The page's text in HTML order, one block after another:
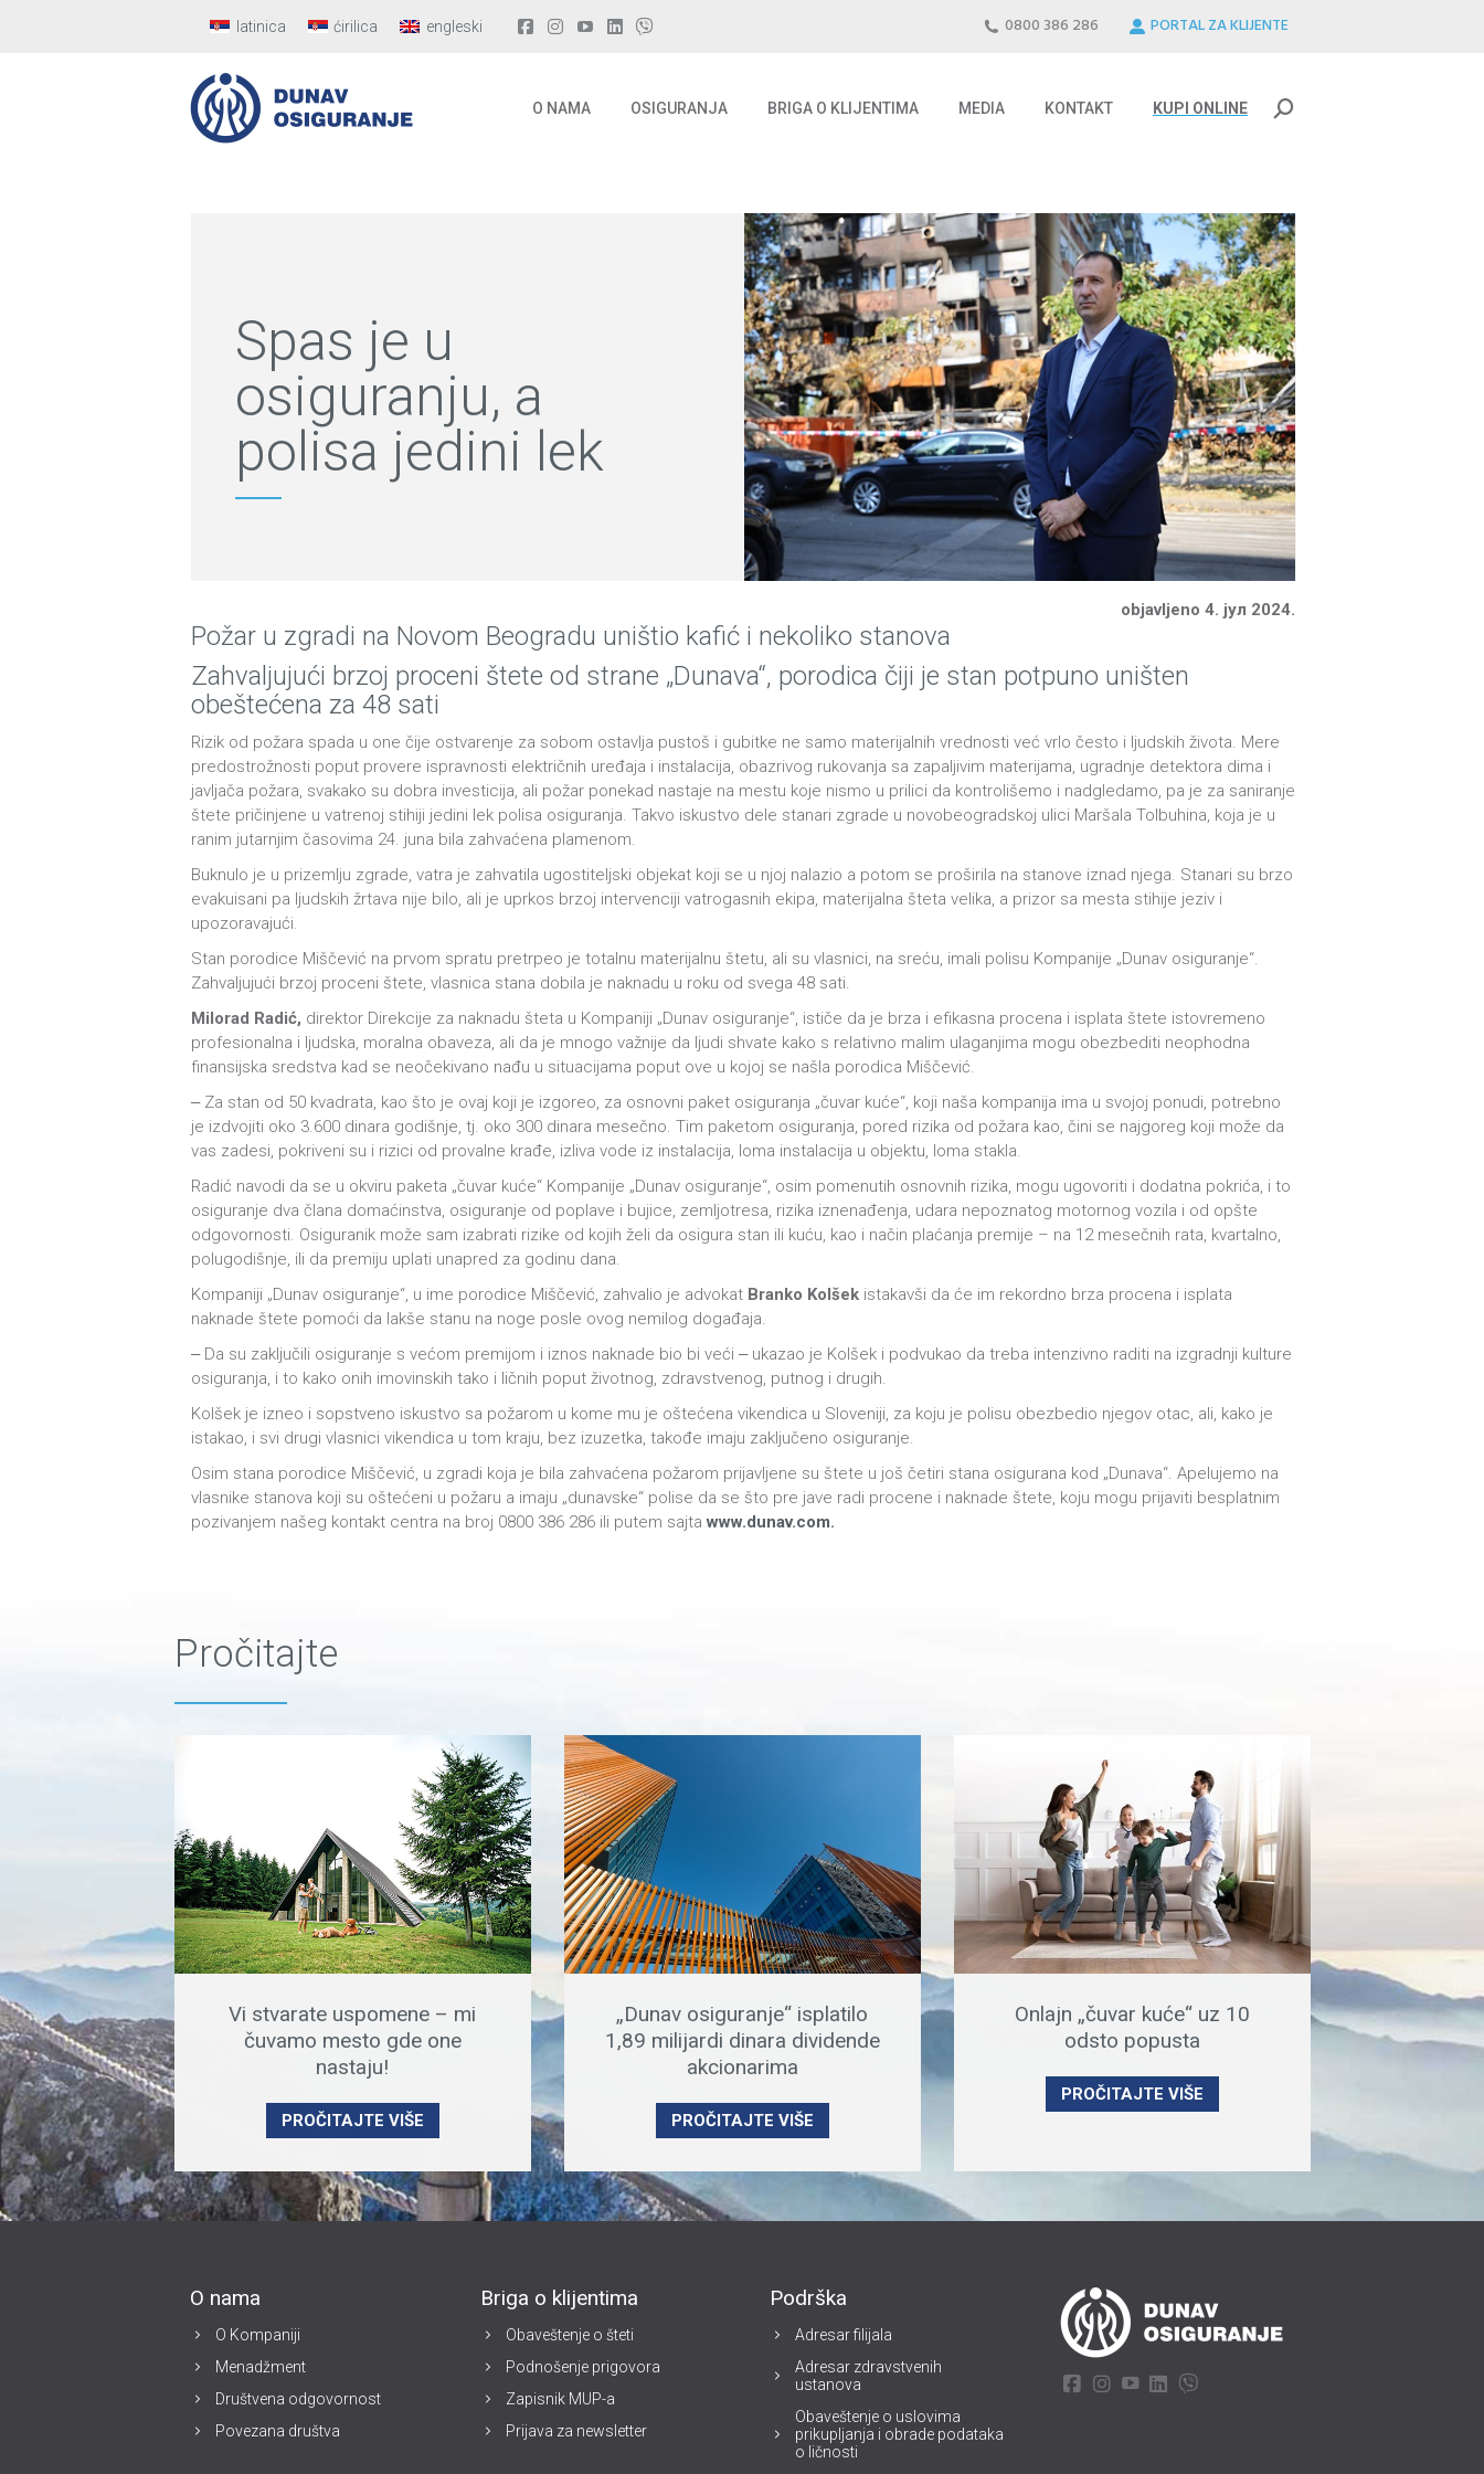
latinica ćirilica engleski 0800 386 286 PORTAL ZA KLIJENTE
O NAMA OSIGURANJA BRIGA O KLIJENTIMA MEDIA KONTAKT KUPI ONLINE Search:
Spas je u
osiguranju, a
polisa jedini lek
objavljeno 4. јул 2024.
Požar u zgradi na Novom Beogradu uništio kafić i nekoliko stanova
Zahvaljujući brzoj proceni štete od strane „Dunava“, porodica čiji je stan potpuno uništen
obeštećena za 48 sati
Rizik od požara spada u one čije ostvarenje za sobom ostavlja pustoš i gubitke ne samo materijalnih vrednosti već vrlo često i ljudskih života. Mere
predostrožnosti poput provere ispravnosti električnih uređaja i instalacija, obazrivog rukovanja sa zapaljivim materijama, ugradnje detektora dima i
javljača požara, svakako su dobra investicija, ali požar ponekad nastaje na mestu koje nismo u prilici da kontrolišemo i nadgledamo, pa je za saniranje
štete pričinjene u vatrenoj stihiji jedini lek polisa osiguranja. Takvo iskustvo dele stanari zgrade u novobeogradskoj ulici Maršala Tolbuhina, koja je u
ranim jutarnjim časovima 24. juna bila zahvaćena plamenom.
Buknulo je u prizemlju zgrade, vatra je zahvatila ugostiteljski objekat koji se u njoj nalazio a potom se proširila na stanove iznad njega. Stanari su brzo
evakuisani pa ljudskih žrtava nije bilo, ali je uprkos brzoj intervenciji vatrogasnih ekipa, materijalna šteta velika, a prizor sa mesta stihije jeziv i
upozoravajući.
Stan porodice Miščević na prvom spratu pretrpeo je totalnu materijalnu štetu, ali su vlasnici, na sreću, imali polisu Kompanije „Dunav osiguranje“.
Zahvaljujući brzoj proceni štete, vlasnica stana dobila je naknadu u roku od svega 48 sati.
Milorad Radić, direktor Direkcije za naknadu šteta u Kompaniji „Dunav osiguranje“, ističe da je brza i efikasna procena i isplata štete istovremeno
profesionalna i ljudska, moralna obaveza, ali da je mnogo važnije da ljudi shvate kako s relativno malim ulaganjima mogu obezbediti neophodna
finansijska sredstva kad se neočekivano nađu u situacijama poput ove u kojoj se našla porodica Miščević.
‒ Za stan od 50 kvadrata, kao što je ovaj koji je izgoreo, za osnovni paket osiguranja „čuvar kuće“, koji naša kompanija ima u svojoj ponudi, potrebno
je izdvojiti oko 3.600 dinara godišnje, tj. oko 300 dinara mesečno. Tim paketom osiguranja, pored rizika od požara kao, čini se najgoreg koji može da
vas zadesi, pokriveni su i rizici od provalne krađe, izliva vode iz instalacija, loma instalacija u objektu, loma stakla.
Radić navodi da se u okviru paketa „čuvar kuće“ Kompanije „Dunav osiguranje“, osim pomenutih osnovnih rizika, mogu ugovoriti i dodatna pokrića, i to
osiguranje dva člana domaćinstva, osiguranje od poplave i bujice, zemljotresa, rizika iznenađenja, udara nepoznatog motornog vozila i od opšte
odgovornosti. Osiguranik može sam izabrati rizike od kojih želi da osigura stan ili kuću, kao i način plaćanja premije – na 12 mesečnih rata, kvartalno,
polugodišnje, ili da premiju uplati unapred za godinu dana.
Kompaniji „Dunav osiguranje“, u ime porodice Miščević, zahvalio je advokat Branko Kolšekistakavši da će im rekordno brza procena i isplata
naknade štete pomoći da lakše stanu na noge posle ovog nemilog događaja.
‒ Da su zaključili osiguranje s većom premijom i iznos naknade bio bi veći ‒ ukazao je Kolšek i podvukao da treba intenzivno raditi na izgradnji kulture
osiguranja, i to kako onih imovinskih tako i ličnih poput životnog, zdravstvenog, putnog i drugih.
Kolšek je izneo i sopstveno iskustvo sa požarom u kome mu je oštećena vikendica u Sloveniji, za koju je polisu obezbedio njegov otac, ali, kako je
istakao, i svi drugi vlasnici vikendica u tom kraju, bez izuzetka, takođe imaju zaključeno osiguranje.
Osim stana porodice Miščević, u zgradi koja je bila zahvaćena požarom prijavljene su štete u još četiri stana osigurana kod „Dunava“. Apelujemo na
vlasnike stanova koji su oštećeni u požaru a imaju „dunavske“ polise da se što pre jave radi procene i naknade štete, koju mogu prijaviti besplatnim
pozivanjem našeg kontakt centra na broj 0800 386 286 ili putem sajtawww.dunav.com.
Pročitajte
Vi stvarate uspomene – mi
čuvamo mesto gde one
nastaju!
PROČITAJTE VIŠE
„Dunav osiguranje“ isplatilo
1,89 milijardi dinara dividende
akcionarima
PROČITAJTE VIŠE
Onlajn „čuvar kuće“ uz 10
odsto popusta
PROČITAJTE VIŠE
O nama
O Kompaniji
Menadžment
Društvena odgovornost
Povezana društva
Briga o klijentima
Obaveštenje o šteti
Podnošenje prigovora
Zapisnik MUP-a
Prijava za newsletter
Podrška
Adresar filijala
Adresar zdravstvenih
ustanova
Obaveštenje o uslovima
prikupljanja i obrade podataka
o ličnosti
O NAMA OSIGURANJA MEDIA KONTAKT KUPI ONLINE Search: